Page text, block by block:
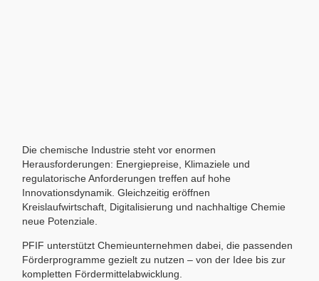
Die chemische Industrie steht vor enormen
Herausforderungen: Energiepreise, Klimaziele und
regulatorische Anforderungen treffen auf hohe
Innovationsdynamik. Gleichzeitig eröffnen
Kreislaufwirtschaft, Digitalisierung und nachhaltige Chemie
neue Potenziale.
PFIF unterstützt Chemieunternehmen dabei, die passenden
Förderprogramme gezielt zu nutzen – von der Idee bis zur
kompletten Fördermittelabwicklung.